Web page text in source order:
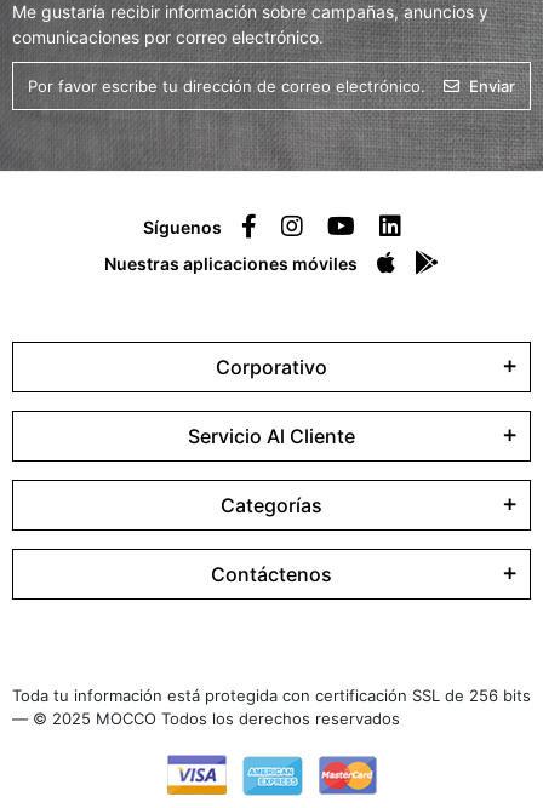
Me gustaría recibir información sobre campañas, anuncios y
comunicaciones por correo electrónico.
Enviar
Síguenos
Nuestras aplicaciones móviles
Corporativo
Servicio Al Cliente
Categorías
Contáctenos
Toda tu información está protegida con certificación SSL de 256 bits
— © 2025 MOCCO Todos los derechos reservados